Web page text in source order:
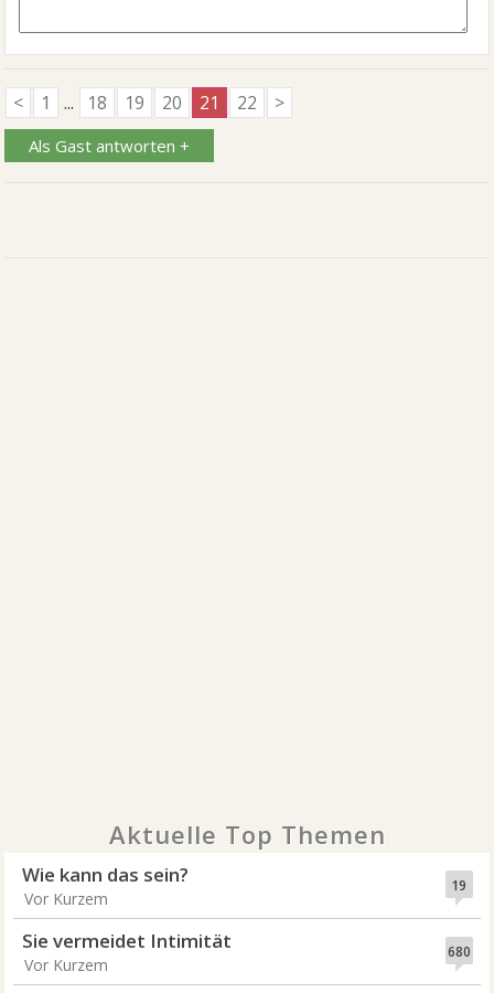
< 1 ... 18 19 20 21 22 >
Als Gast antworten +
Aktuelle Top Themen
19
Wie kann das sein?
Vor Kurzem
680
Sie vermeidet Intimität
Vor Kurzem